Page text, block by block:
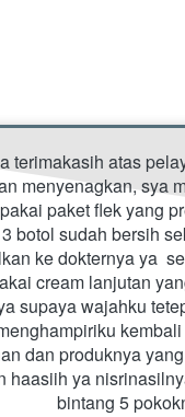
terimakasih atas
menyenagkan, sya
paket flek yang
botol sudah bersih
ke dokternya ya
cream lanjutan
supaya wajahku
dan produknya
haasiih ya
bintang 5